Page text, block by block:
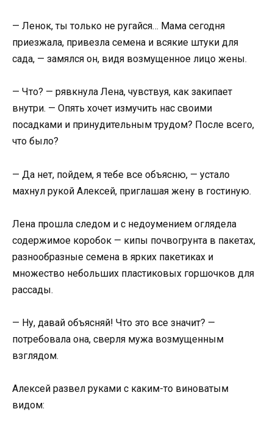
— Ленок, ты только не ругайся… Мама сегодня
приезжала, привезла семена и всякие штуки для
сада, — замялся он, видя возмущенное лицо жены.
— Что? — рявкнула Лена, чувствуя, как закипает
внутри. — Опять хочет измучить нас своими
посадками и принудительным трудом? После всего,
что было?
— Да нет, пойдем, я тебе все объясню, — устало
махнул рукой Алексей, приглашая жену в гостиную.
Лена прошла следом и с недоумением оглядела
содержимое коробок — кипы почвогрунта в пакетах,
разнообразные семена в ярких пакетиках и
множество небольших пластиковых горшочков для
рассады.
— Ну, давай объясняй! Что это все значит? —
потребовала она, сверля мужа возмущенным
взглядом.
Алексей развел руками с каким-то виноватым
видом: